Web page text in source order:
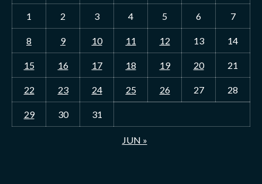
1
2 3 4 5 6 7
8 9 10 11 12 13 14
15 16 17 18 19 20 21
22 23 24 25 26 27 28
29 30 31
JUN »